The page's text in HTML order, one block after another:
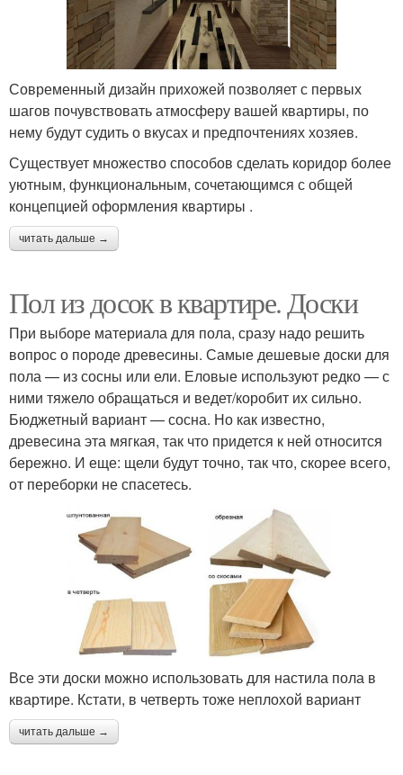
Современный дизайн прихожей позволяет с первых
шагов почувствовать атмосферу вашей квартиры, по
нему будут судить о вкусах и предпочтениях хозяев.
Существует множество способов сделать коридор более
уютным, функциональным, сочетающимся с общей
концепцией оформления квартиры .
читать дальше →
Пол из досок в квартире. Доски
При выборе материала для пола, сразу надо решить
вопрос о породе древесины. Самые дешевые доски для
пола — из сосны или ели. Еловые используют редко — с
ними тяжело обращаться и ведет/коробит их сильно.
Бюджетный вариант — сосна. Но как известно,
древесина эта мягкая, так что придется к ней относится
бережно. И еще: щели будут точно, так что, скорее всего,
от переборки не спасетесь.
Все эти доски можно использовать для настила пола в
квартире. Кстати, в четверть тоже неплохой вариант
читать дальше →